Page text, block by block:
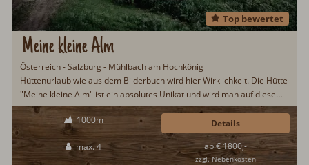
Meine kleine Alm
Top bewertet
Österreich - Salzburg - Mühlbach am Hochkönig
Hüttenurlaub wie aus dem Bilderbuch wird hier Wirklichkeit. Die Hütte
"Meine kleine Alm" ist ein absolutes Unikat und wird man auf diesem
Planeten kein zweites Mal finden. Durch völlige Hingabe, Liebe zum
Detail und Perfektionismus entstand diese traumhafte Unterkunft in
völliger Alleinlage in der Nähe von Mühlbach am Hochkönig...
1000m
max. 4 ab € 1800,-
zzgl. Nebenkosten
Details